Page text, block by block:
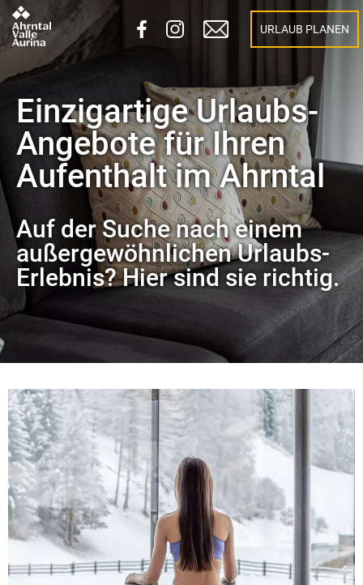
URLAUB PLANEN
Einzigartige Urlaubs-
Angebote für Ihren
Aufenthalt im Ahrntal
Auf der Suche nach einem
außergewöhnlichen Urlaubs-
Erlebnis? Hier sind sie richtig.